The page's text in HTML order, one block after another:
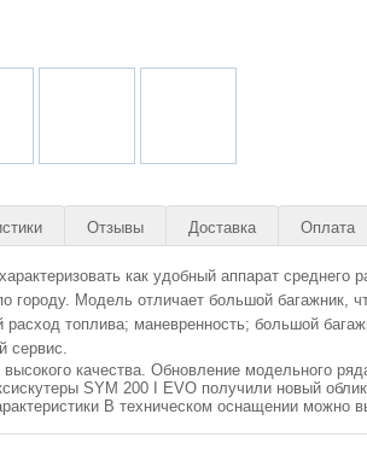
Отзывы Доставка Оплата
как удобный аппарат
городу. Модель отличает большой
расход топлива; маневренность; большой
сервис.
высокого качества. Обновление модельного
SYM 200 I EVO получили новый
В техническом оснащении можно